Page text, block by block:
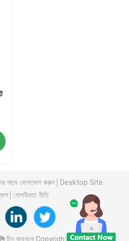
সাথে যোগাযোগ করুন
Desktop Site
গোপনীয়তা নীতি
চীন কারখানা.Copyright © 2026